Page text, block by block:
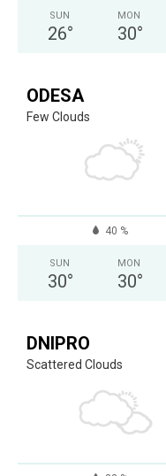
SUN
26°
MON
30°
ODESA
Few Clouds
40 %
SUN
30°
MON
30°
DNIPRO
Scattered Clouds